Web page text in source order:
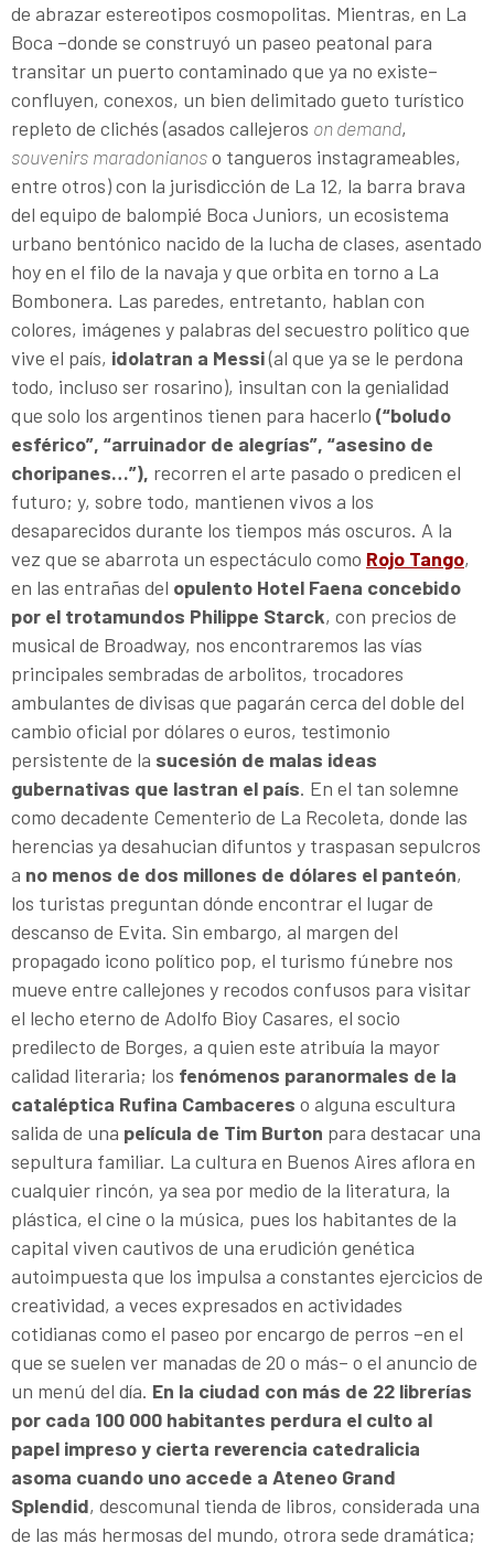
de abrazar estereotipos cosmopolitas. Mientras, en La
Boca –donde se construyó un paseo peatonal para
transitar un puerto contaminado que ya no existe–
confluyen, conexos, un bien delimitado gueto turístico
repleto de clichés (asados callejeros on demand,
souvenirs maradonianoso tangueros instagrameables,
entre otros) con la jurisdicción de La 12, la barra brava
del equipo de balompié Boca Juniors, un ecosistema
urbano bentónico nacido de la lucha de clases, asentado
hoy en el filo de la navaja y que orbita en torno a La
Bombonera. Las paredes, entretanto, hablan con
colores, imágenes y palabras del secuestro político que
vive el país, idolatran a Messi(al que ya se le perdona
todo, incluso ser rosarino), insultan con la genialidad
que solo los argentinos tienen para hacerlo (“boludo
esférico”, “arruinador de alegrías”, “asesino de
choripanes…”), recorren el arte pasado o predicen el
futuro; y, sobre todo, mantienen vivos a los
desaparecidos durante los tiempos más oscuros. A la
vez que se abarrota un espectáculo como Rojo Tango,
en las entrañas del opulento Hotel Faena concebido
por el trotamundos Philippe Starck, con precios de
musical de Broadway, nos encontraremos las vías
principales sembradas de arbolitos, trocadores
ambulantes de divisas que pagarán cerca del doble del
cambio oficial por dólares o euros, testimonio
persistente de la sucesión de malas ideas
gubernativas que lastran el país. En el tan solemne
como decadente Cementerio de La Recoleta, donde las
herencias ya desahucian difuntos y traspasan sepulcros
a no menos de dos millones de dólares el panteón,
los turistas preguntan dónde encontrar el lugar de
descanso de Evita. Sin embargo, al margen del
propagado icono político pop, el turismo fúnebre nos
mueve entre callejones y recodos confusos para visitar
el lecho eterno de Adolfo Bioy Casares, el socio
predilecto de Borges, a quien este atribuía la mayor
calidad literaria; los fenómenos paranormales de la
cataléptica Rufina Cambaceres o alguna escultura
salida de una película de Tim Burton para destacar una
sepultura familiar. La cultura en Buenos Aires aflora en
cualquier rincón, ya sea por medio de la literatura, la
plástica, el cine o la música, pues los habitantes de la
capital viven cautivos de una erudición genética
autoimpuesta que los impulsa a constantes ejercicios de
creatividad, a veces expresados en actividades
cotidianas como el paseo por encargo de perros –en el
que se suelen ver manadas de 20 o más– o el anuncio de
un menú del día. En la ciudad con más de 22 librerías
por cada 100 000 habitantes perdura el culto al
papel impreso y cierta reverencia catedralicia
asoma cuando uno accede a Ateneo Grand
Splendid, descomunal tienda de libros, considerada una
de las más hermosas del mundo, otrora sede dramática;